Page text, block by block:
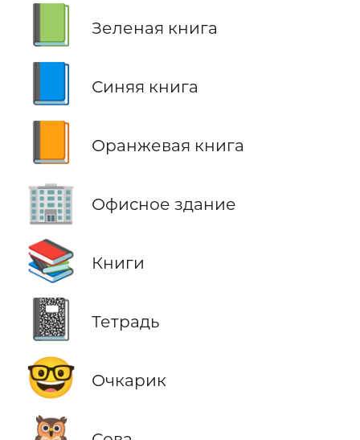
Зеленая книга
Синяя книга
Оранжевая книга
🏢 Офисное здание
📚 Книги
📓 Тетрадь
🤓 Очкарик